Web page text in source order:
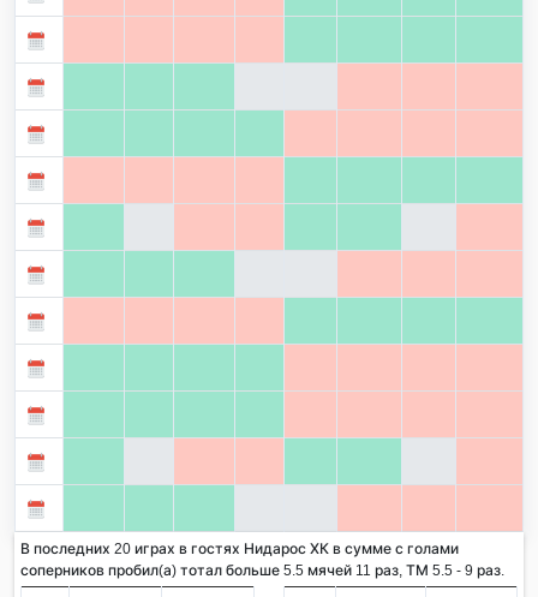
В последних 20 играх в гостях Нидарос ХК в сумме с голами
соперников пробил(а) тотал больше 5.5 мячей 11 раз, ТМ 5.5 - 9 раз.